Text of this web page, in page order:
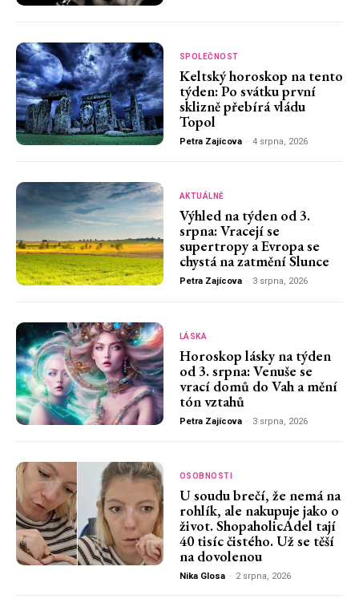
SPOLEČNOST
Keltský horoskop na tento
týden: Po svátku první
sklizně přebírá vládu
Topol
Petra Zajícova - 4 srpna, 2026
AKTUÁLNĚ
Výhled na týden od 3.
srpna: Vracejí se
supertropy a Evropa se
chystá na zatmění Slunce
Petra Zajícova - 3 srpna, 2026
LÁSKA
Horoskop lásky na týden
od 3. srpna: Venuše se
vrací domů do Vah a mění
tón vztahů
Petra Zajícova - 3 srpna, 2026
OSOBNOSTI
U soudu brečí, že nemá na
rohlík, ale nakupuje jako o
život. ShopaholicAdel tají
40 tisíc čistého. Už se těší
na dovolenou
Nika Glosa - 2 srpna, 2026